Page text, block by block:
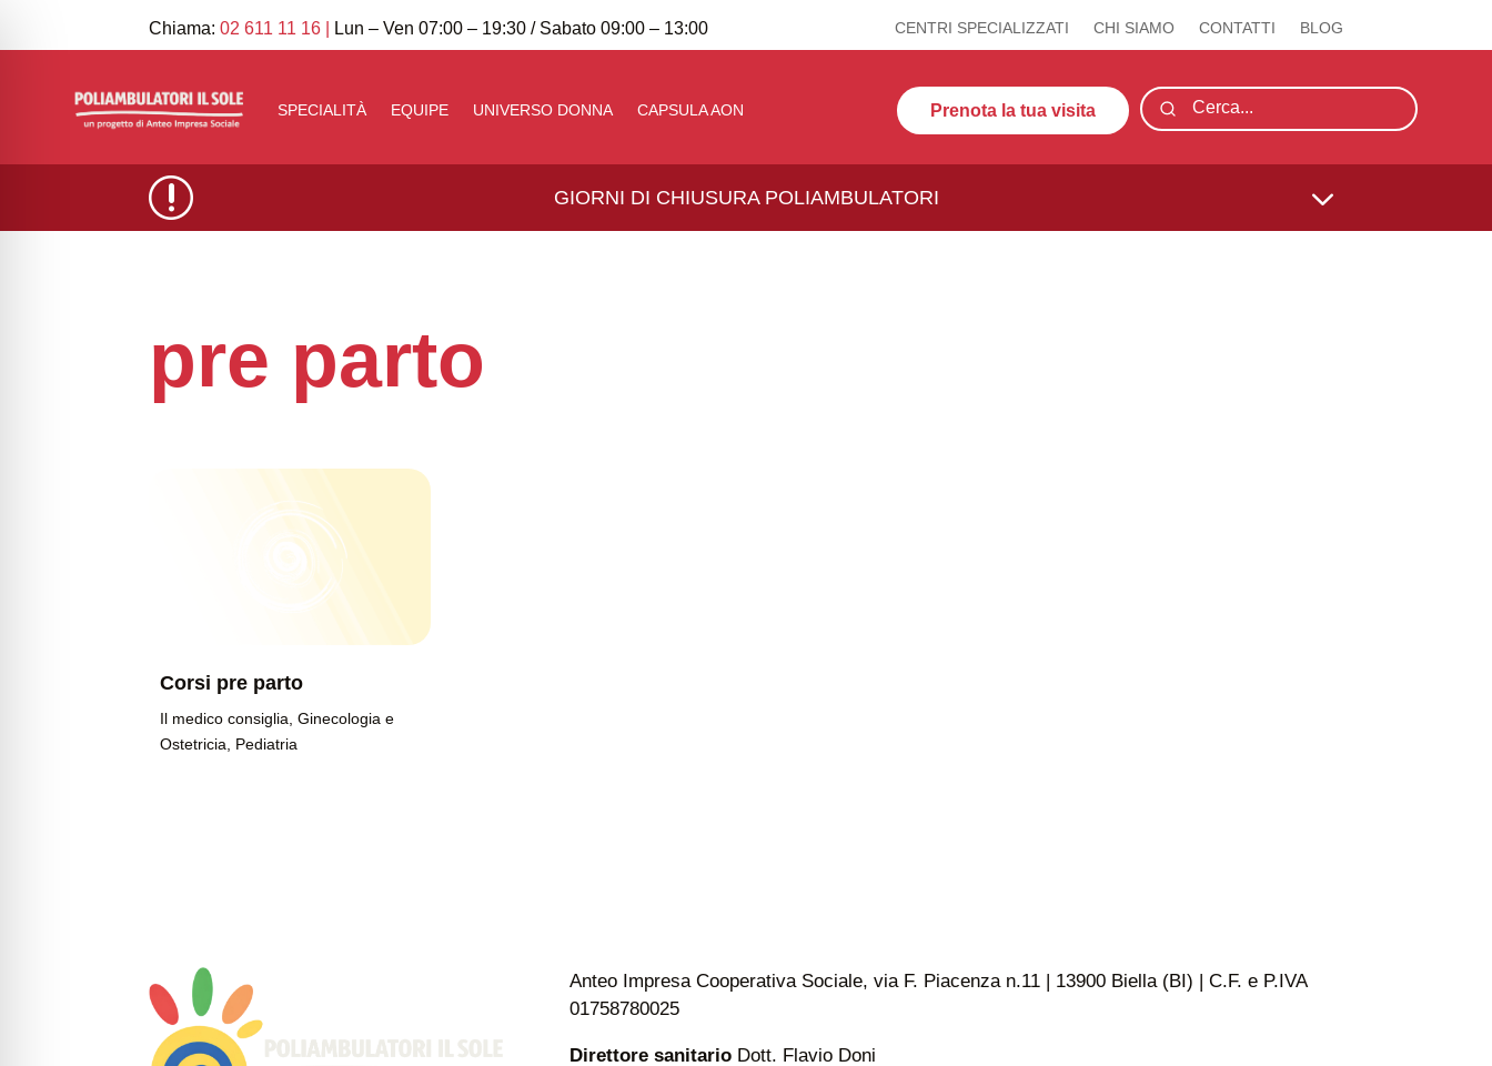
Chiama:02 611 11 16 Lun – Ven 07:00 – 19:30 / Sabato 09:00 – 13:00 CENTRI SPECIALIZZATI CHI SIAMO CONTATTI BLOG
SPECIALITÀ EQUIPE UNIVERSO DONNA CAPSULA AON Prenota la tua visita
r GIORNI DI CHIUSURA POLIAMBULATORI 3
pre parto
Corsi pre parto
Il medico consiglia Ginecologia e
Ostetricia
Pediatria
Anteo Impresa Cooperativa Sociale, via F. Piacenza n.11 | 13900 Biella (BI) | C.F. e P.IVA
01758780025
Direttore sanitario Dott. Flavio Doni